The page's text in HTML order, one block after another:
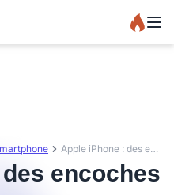
Apple iPhone : des encoches moins larges en 2020 ?
encoches